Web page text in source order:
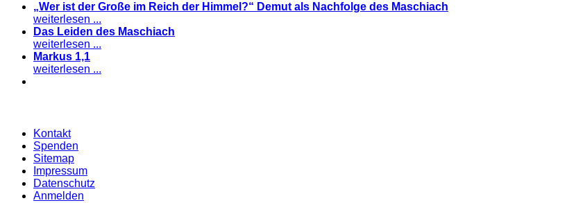
„Wer ist der Große im Reich der Himmel?“ Demut als Nachfolge des Maschiach
weiterlesen ...
Das Leiden des Maschiach
weiterlesen ...
Markus 1,1
weiterlesen ...
Kontakt
Spenden
Sitemap
Impressum
Datenschutz
Anmelden